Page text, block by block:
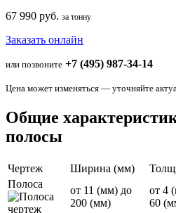
67 990 руб. за тонну
Заказать онлайн
или позвоните +7 (495) 987-34-14
Цена может изменяться — уточняйте
Общие
полосы
Чертеж Ширина (мм)
Полоса
от 11 (мм) до
200 (мм)
от 4
60